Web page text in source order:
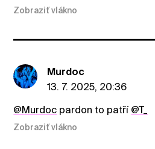
Zobraziť vlákno
Murdoc
13. 7. 2025, 20:36
@Murdoc pardon to patří @T_
Zobraziť vlákno